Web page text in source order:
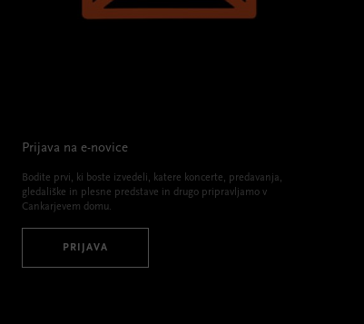
Prijava na e-novice
Bodite prvi, ki boste izvedeli, katere koncerte, predavanja,
gledališke in plesne predstave in drugo pripravljamo v
Cankarjevem domu.
PRIJAVA